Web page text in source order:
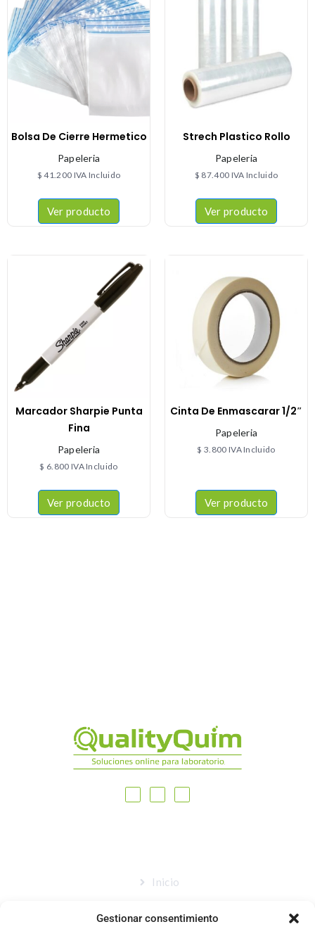
Gestionar consentimiento
Bolsa De Cierre Hermetico
Papeleria
$ 41.200 IVA Incluido
Ver producto
Strech Plastico Rollo
Papeleria
$ 87.400 IVA Incluido
Ver producto
Marcador Sharpie Punta
Fina
Papeleria
$ 6.800 IVA Incluido
Ver producto
Cinta De Enmascarar 1/2″
Papeleria
$ 3.800 IVA Incluido
Ver producto
Inicio